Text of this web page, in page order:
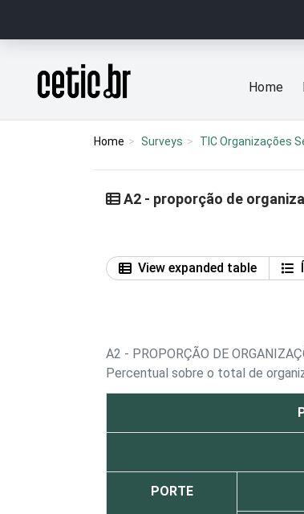
Página inicial
Home
Home Surveys TIC Organizações
A2 - proporção de
View expanded table
A2 - PROPORÇÃO DE
Percentual sobre o total de
PORTE